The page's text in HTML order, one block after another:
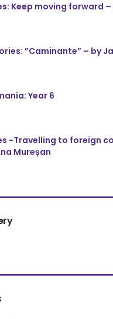
Keep moving forward –
”Caminante” – by
Year 6
-Travelling to foreign
Mureșan